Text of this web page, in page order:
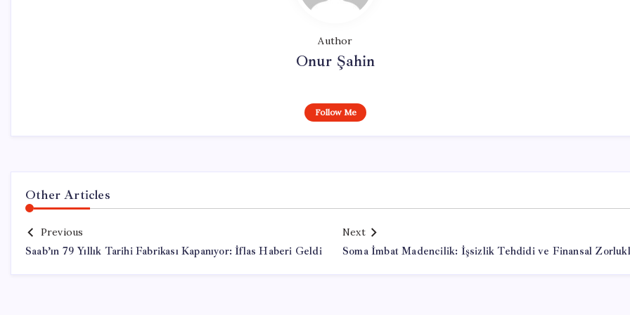
Author
Onur Şahin
Follow Me
Other Articles
Previous
Saab’ın 79 Yıllık Tarihi Fabrikası Kapanıyor: İflas Haberi Geldi
Next
Soma İmbat Madencilik: İşsizlik Tehdidi ve Finansal